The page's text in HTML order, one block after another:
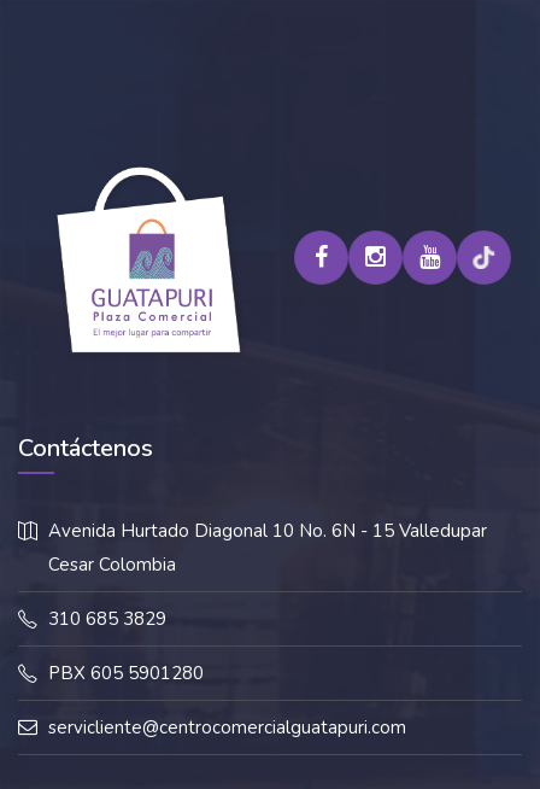
Contáctenos
Avenida Hurtado Diagonal 10 No. 6N - 15 Valledupar
Cesar Colombia
310 685 3829
PBX 605 5901280
servicliente@centrocomercialguatapuri.com